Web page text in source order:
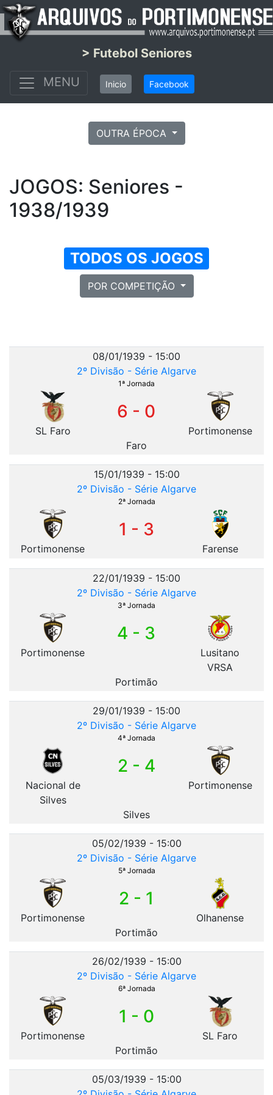
> Futebol Seniores
MENU
Inicio Facebook
OUTRA ÉPOCA
JOGOS: Seniores -
1938/1939
TODOS OS JOGOS
POR COMPETIÇÃO
08/01/1939 - 15:00
2º Divisão - Série Algarve
1ª Jornada
SL Faro
6 - 0
Portimonense
Faro
15/01/1939 - 15:00
2º Divisão - Série Algarve
2ª Jornada
Portimonense
1 - 3
Farense
22/01/1939 - 15:00
2º Divisão - Série Algarve
3ª Jornada
Portimonense
4 - 3
Lusitano
VRSA
Portimão
29/01/1939 - 15:00
2º Divisão - Série Algarve
4ª Jornada
Nacional de
Silves
2 - 4
Portimonense
Silves
05/02/1939 - 15:00
2º Divisão - Série Algarve
5ª Jornada
Portimonense
2 - 1
Olhanense
Portimão
26/02/1939 - 15:00
2º Divisão - Série Algarve
6ª Jornada
Portimonense
1 - 0
SL Faro
Portimão
05/03/1939 - 15:00